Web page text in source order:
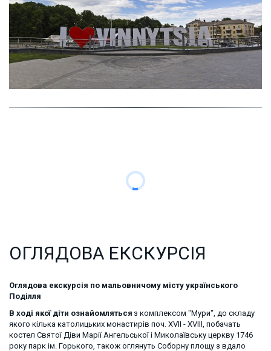
ОГЛЯДОВА ЕКСКУРСІЯ
Оглядова екскурсія по мальовничому місту українського
Поділля
В ході якої діти ознайомляться з комплексом "Мури", до складу
якого кілька католицьких монастирів поч. XVII - XVIII, побачать
костел Святої Діви Марії Ангельської і Миколаївську церкву 1746
року парк ім. Горького, також оглянуть Соборну площу з вдало